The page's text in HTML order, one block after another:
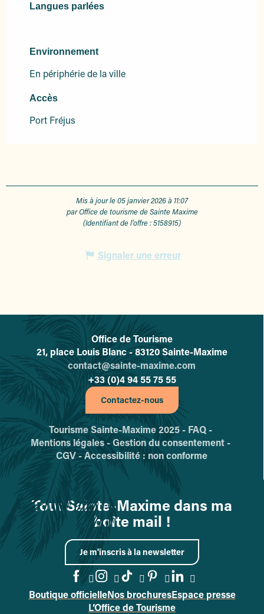
Langues parlées
Langues parlées
Environnement
Environnement
En périphérie de la ville
Accès
Accès
Port Fréjus
Mis à jour le 05 janvier 2026 à 11:07
par Office de tourisme de Sainte Maxime
(Identifiant de l'offre :5158915)
Signaler une erreur
L'office de tourisme de Sainte-
Office de Tourisme
21, place Louis Blanc - 83120 Sainte-Maxime
contact@sainte-maxime.com
+33 (0)4 94 55 75 55
Contactez-nous
Tourisme Sainte-Maxime 2025 - FAQ -
Mentions légales -Gestion du consentement -
CGV -Accessibilité : non conforme
Tout Sainte-Maxime dans ma
boîte mail !
Je m'inscris à la newsletter
Accéder à la page Facebook
Accéder à la page
Accéder à la page
Accéder à la
Accéder à la
Boutique officielleNos brochuresEspace presse
L’Office de Tourisme